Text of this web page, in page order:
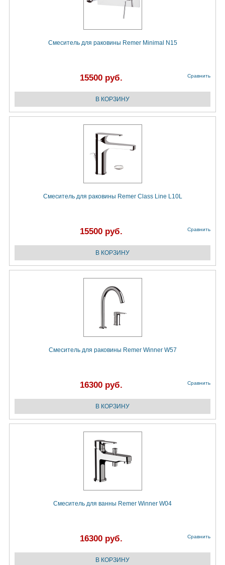
Смеситель для раковины Remer Minimal N15
15500 руб. Сравнить
Смеситель для раковины Remer Class Line L10L
15500 руб. Сравнить
Смеситель для раковины Remer Winner W57
16300 руб. Сравнить
Смеситель для ванны Remer Winner W04
16300 руб. Сравнить